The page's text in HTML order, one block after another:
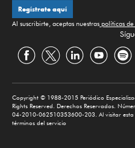
Regístrate aquí
Al suscribirte, aceptas nuestras políticas
Copyright © 1988-2015 Periódico
Rights Reserved. Derechos Reservados.
04-2010-062510353600-203. Al visitar
términos del servicio